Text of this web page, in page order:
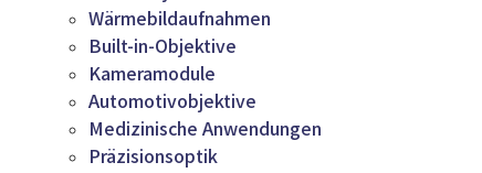
Wärmebildaufnahmen
Built-in-Objektive
Kameramodule
Automotivobjektive
Medizinische Anwendungen
Präzisionsoptik